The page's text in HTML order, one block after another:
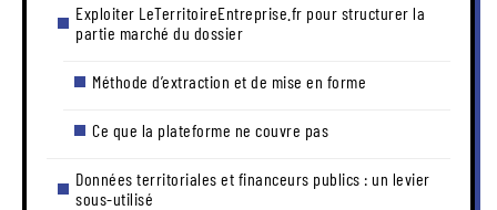
Exploiter LeTerritoireEntreprise.fr pour structurer la
partie marché du dossier
Méthode d’extraction et de mise en forme
Ce que la plateforme ne couvre pas
Données territoriales et financeurs publics : un levier
sous-utilisé